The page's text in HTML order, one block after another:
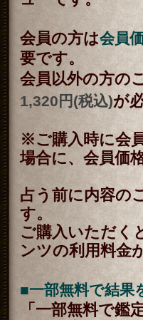
就【運命正し現実変
1万人絶賛【本音/現
秘術で具体的中◆細
ル | みのり -
露骨過ぎて地上波
さず核心直撃【愛/
萃
全方位抜かりナシ
け入る隙無く的中【
命術